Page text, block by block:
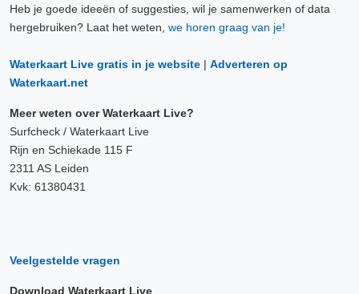
Heb je goede ideeën of suggesties, wil je samenwerken of data
hergebruiken? Laat het weten, we horen graag van je!
Waterkaart Live gratis in je website | Adverteren op
Waterkaart.net
Meer weten over Waterkaart Live?
Surfcheck / Waterkaart Live
Rijn en Schiekade 115 F
2311 AS Leiden
Kvk: 61380431
Veelgestelde vragen
Download Waterkaart Live